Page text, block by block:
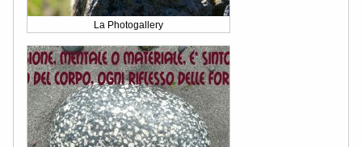
La Photogallery